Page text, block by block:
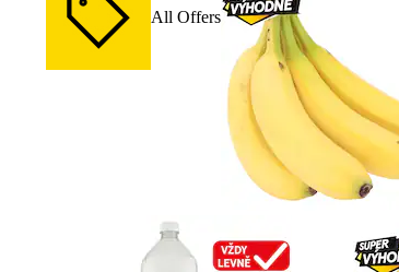
All Offers